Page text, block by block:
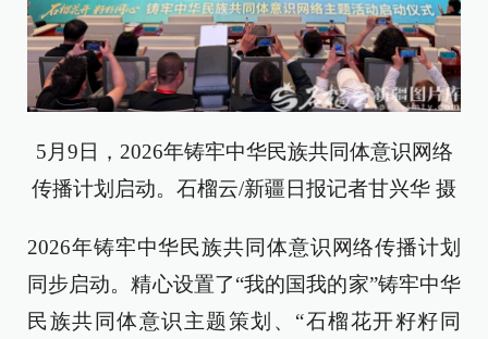
5月9日，2026年铸牢中华民族共同体意识网络
传播计划启动。石榴云/新疆日报记者甘兴华 摄
2026年铸牢中华民族共同体意识网络传播计划
同步启动。精心设置了“我的国我的家”铸牢中华
民族共同体意识主题策划、“石榴花开籽籽同